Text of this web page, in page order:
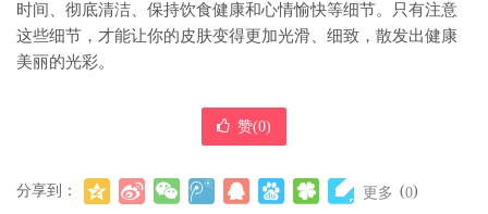
时间、彻底清洁、保持饮食健康和心情愉快等细节。只有注意
这些细节，才能让你的皮肤变得更加光滑、细致，散发出健康
美丽的光彩。
赞(0)
分享到： 更多 (0)